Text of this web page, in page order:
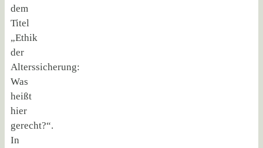
dem
Titel
„Ethik
der
Alterssicherung:
Was
heißt
hier
gerecht?“.
In